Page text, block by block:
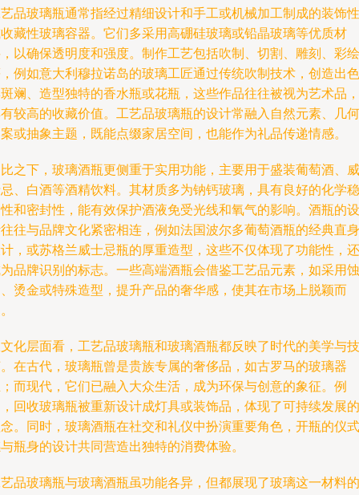
品玻璃瓶通常指经过精细设计和手工或机械加工制成的装饰性
藏性玻璃容器。它们多采用高硼硅玻璃或铅晶玻璃等优质材
以确保透明度和强度。制作工艺包括吹制、切割、雕刻、彩绘
例如意大利穆拉诺岛的玻璃工匠通过传统吹制技术，创造出色
斓、造型独特的香水瓶或花瓶，这些作品往往被视为艺术品，
较高的收藏价值。工艺品玻璃瓶的设计常融入自然元素、几何
或抽象主题，既能点缀家居空间，也能作为礼品传递情感。
之下，玻璃酒瓶更侧重于实用功能，主要用于盛装葡萄酒、威
、白酒等酒精饮料。其材质多为钠钙玻璃，具有良好的化学稳
和密封性，能有效保护酒液免受光线和氧气的影响。酒瓶的设
往与品牌文化紧密相连，例如法国波尔多葡萄酒瓶的经典直身
，或苏格兰威士忌瓶的厚重造型，这些不仅体现了功能性，还
品牌识别的标志。一些高端酒瓶会借鉴工艺品元素，如采用蚀
烫金或特殊造型，提升产品的奢华感，使其在市场上脱颖而
化层面看，工艺品玻璃瓶和玻璃酒瓶都反映了时代的美学与技
在古代，玻璃瓶曾是贵族专属的奢侈品，如古罗马的玻璃器
而现代，它们已融入大众生活，成为环保与创意的象征。例
回收玻璃瓶被重新设计成灯具或装饰品，体现了可持续发展的
。同时，玻璃酒瓶在社交和礼仪中扮演重要角色，开瓶的仪式
瓶身的设计共同营造出独特的消费体验。
品玻璃瓶与玻璃酒瓶虽功能各异，但都展现了玻璃这一材料的